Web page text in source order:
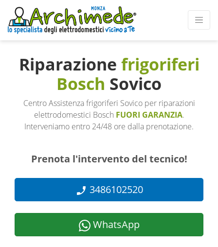
Riparazione frigoriferi
Bosch Sovico
Centro Assistenza frigoriferi Sovico per riparazioni
elettrodomestici Bosch FUORI GARANZIA.
Interveniamo entro 24/48 ore dalla prenotazione.
Prenota l'intervento del tecnico!
3486102520
WhatsApp